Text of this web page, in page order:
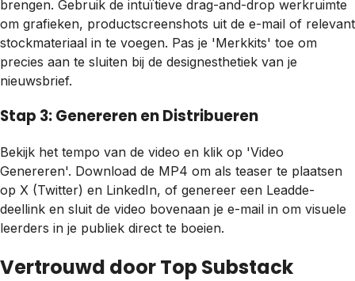
brengen. Gebruik de intuïtieve drag-and-drop werkruimte
om grafieken, productscreenshots uit de e-mail of relevant
stockmateriaal in te voegen. Pas je 'Merkkits' toe om
precies aan te sluiten bij de designesthetiek van je
nieuwsbrief.
Stap 3: Genereren en Distribueren
Bekijk het tempo van de video en klik op 'Video
Genereren'. Download de MP4 om als teaser te plaatsen
op X (Twitter) en LinkedIn, of genereer een Leadde-
deellink en sluit de video bovenaan je e-mail in om visuele
leerders in je publiek direct te boeien.
Vertrouwd door Top Substack